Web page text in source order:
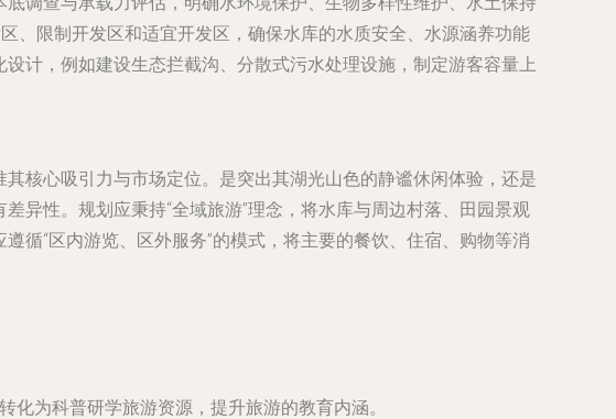
、限制开发区和适宜开发区，确保水库的水质安全、水源涵养功能
计，例如建设生态拦截沟、分散式污水处理设施，制定游客容量上
核心吸引力与市场定位。是突出其湖光山色的静谧休闲体验，还是
异性。规划应秉持“全域旅游”理念，将水库与周边村落、田园景观
循“区内游览、区外服务”的模式，将主要的餐饮、住宿、购物等消
化为科普研学旅游资源，提升旅游的教育内涵。